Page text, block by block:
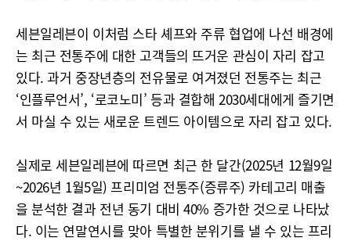
세븐일레븐이 이처럼 스타 셰프와 주류 협업에 나선 배경에
는 최근 전통주에 대한 고객들의 뜨거운 관심이 자리 잡고
있다. 과거 중장년층의 전유물로 여겨졌던 전통주는 최근
‘인플루언서’, ‘로코노미’ 등과 결합해 2030세대에게 즐기면
서 마실 수 있는 새로운 트렌드 아이템으로 자리 잡고 있다.
실제로 세븐일레븐에 따르면 최근 한 달간(2025년 12월9일
~2026년 1월5일) 프리미엄 전통주(증류주) 카테고리 매출
을 분석한 결과 전년 동기 대비 40% 증가한 것으로 나타났
다. 이는 연말연시를 맞아 특별한 분위기를 낼 수 있는 프리